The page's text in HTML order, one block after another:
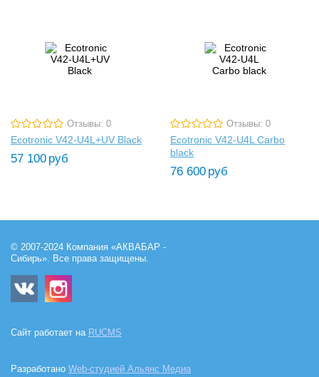
Отзывы: 0
Ecotronic V42-U4L+UV Black
57 100 руб
Отзывы: 0
Ecotronic V42-U4L Carbo
black
76 600 руб
© 2007-2024 Компания «АКВАБАР -
Сибирь». Все права защищены.
Сайт работает на RUCMS
Разработано Web-студией Альянс Медиа